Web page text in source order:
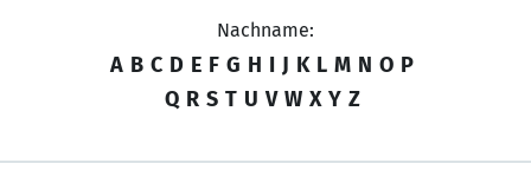
Nachname:
A B C D E F G H I J K L M N O P
Q R S T U V W X Y Z